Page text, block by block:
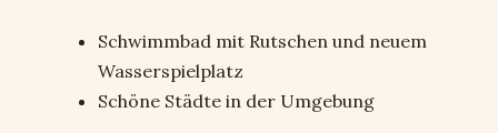
Schwimmbad mit Rutschen und neuem
Wasserspielplatz
Schöne Städte in der Umgebung